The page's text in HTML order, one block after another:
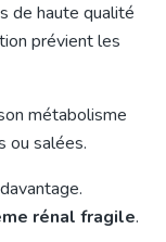
de haute qualité
prévient les
métabolisme
ou salées.
rénal fragile.